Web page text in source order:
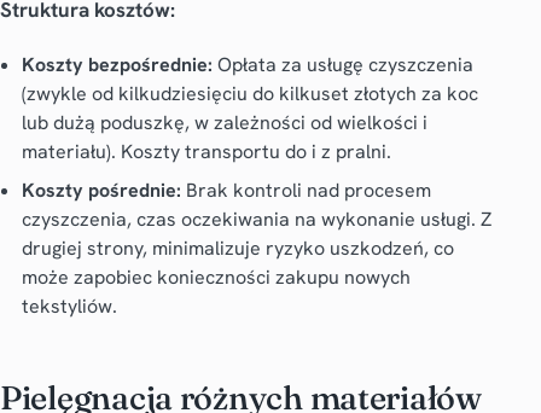
Struktura kosztów:
Koszty bezpośrednie: Opłata za usługę czyszczenia
(zwykle od kilkudziesięciu do kilkuset złotych za koc
lub dużą poduszkę, w zależności od wielkości i
materiału). Koszty transportu do i z pralni.
Koszty pośrednie: Brak kontroli nad procesem
czyszczenia, czas oczekiwania na wykonanie usługi. Z
drugiej strony, minimalizuje ryzyko uszkodzeń, co
może zapobiec konieczności zakupu nowych
tekstyliów.
Pielęgnacja różnych materiałów